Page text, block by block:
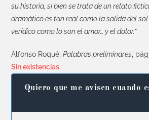
su historia, si bien se trata de un relato
dramático es tan real como la salida del
verídico como lo son el amor… y el dolor.”
Alfonso Roqué,Palabras preliminares ,
Sin existencias
Quiero que me avisen cuando